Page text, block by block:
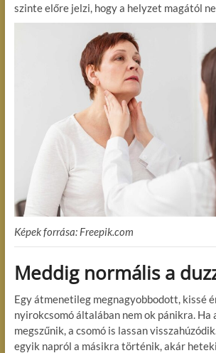
szinte előre jelzi, hogy a helyzet magától
Képek forrása: Freepik.com
Meddig normális a
Egy átmenetileg megnagyobbodott, kissé
nyirokcsomó általában nem ok pánikra. Ha
megszűnik, a csomó is lassan
egyik napról a másikra történik, akár